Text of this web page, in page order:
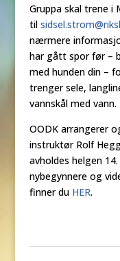
Gruppa skal trene i
til
nærmere
har gått spor før –
med hunden din –
trenger sele,
vannskål med vann.
OODK arrangerer
instruktør Rolf
avholdes helgen
nybegynnere og
finner du HER.